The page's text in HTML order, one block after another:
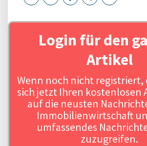
Login für den
Artikel
Wenn noch nicht registriert,
sich jetzt Ihren kostenlosen
auf die neusten
Immobilienwirtschaft
umfassendes
zuzugreifen.